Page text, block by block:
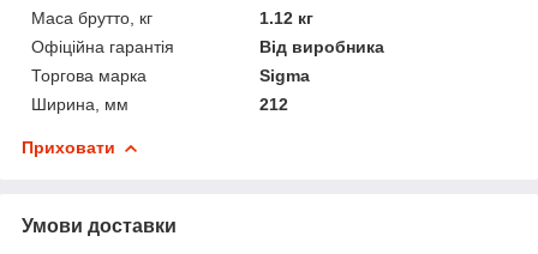
Маса брутто, кг
1.12 кг
Офіційна гарантія
Від виробника
Торгова марка
Sigma
Ширина, мм
212
Приховати
Умови доставки